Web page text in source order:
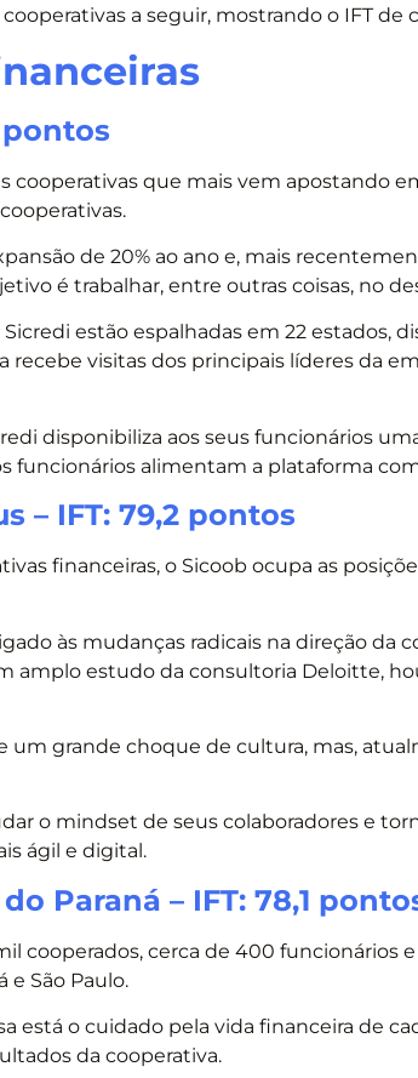
a seguir, mostrando o IFT de
pontos
cooperativas que mais vem apostando
de 20% ao ano e, mais
é trabalhar, entre outras coisas, no
estão espalhadas em 22 estados,
recebe visitas dos principais líderes da
disponibiliza aos seus funcionários
funcionários alimentam a plataforma
– IFT: 79,2 pontos
financeiras, o Sicoob ocupa as
às mudanças radicais na direção da
amplo estudo da consultoria Deloitte,
grande choque de cultura, mas,
o mindset de seus colaboradores e
ágil e digital.
Paraná – IFT: 78,1
cooperados, cerca de 400 funcionários
e São Paulo.
está o cuidado pela vida financeira de
da cooperativa.